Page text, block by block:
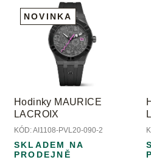
o
d
o
d
u
k
NOVINKA
Hodinky MAURICE
LACROIX
KÓD:AI1108-PVL20-090-2
SKLADEM NA
PRODEJNĚ